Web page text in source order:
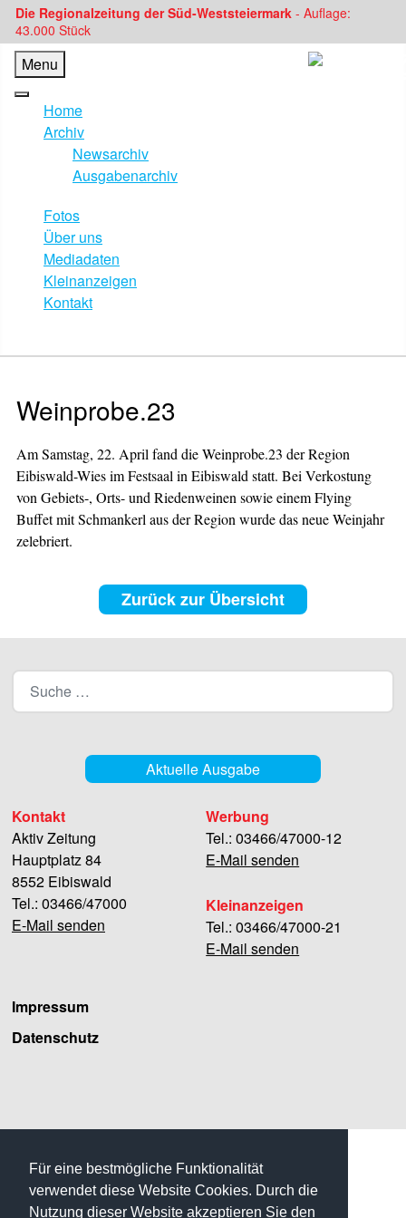
Für eine bestmögliche Funktionalität
verwendet diese Website Cookies. Durch die
Nutzung dieser Website akzeptieren Sie den
Die Regionalzeitung der Süd-Weststeiermark - Auflage:
43.000 Stück
Menu
Home
Archiv
Newsarchiv
Ausgabenarchiv
Fotos
Über uns
Mediadaten
Kleinanzeigen
Kontakt
Weinprobe.23
Am Samstag, 22. April fand die Weinprobe.23 der Region
Eibiswald-Wies im Festsaal in Eibiswald statt. Bei Verkostung
von Gebiets-, Orts- und Riedenweinen sowie einem Flying
Buffet mit Schmankerl aus der Region wurde das neue Weinjahr
zelebriert.
Zurück zur Übersicht
Aktuelle Ausgabe
Kontakt
Aktiv Zeitung
Hauptplatz 84
8552 Eibiswald
Tel.: 03466/47000
E-Mail senden
Werbung
Tel.: 03466/47000-12
E-Mail senden
Kleinanzeigen
Tel.: 03466/47000-21
E-Mail senden
Impressum
Datenschutz